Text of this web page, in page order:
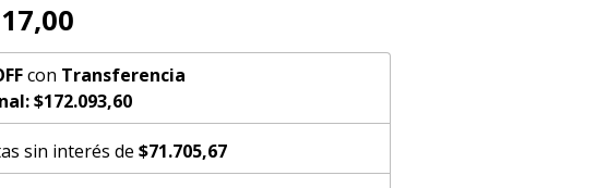
con Transferencia
$172.093,60
sin interés de $71.705,67